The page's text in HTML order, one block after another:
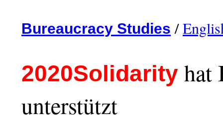
Bureaucracy Studies /
2020Solidarity hat
unterstützt